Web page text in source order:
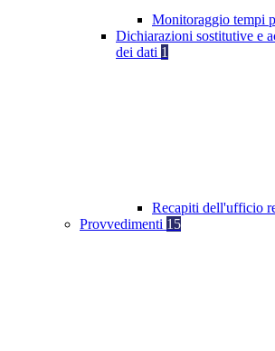
Monitoraggio tempi
Dichiarazioni sostitutive e
dei dati 1
Recapiti dell'ufficio
Provvedimenti 15